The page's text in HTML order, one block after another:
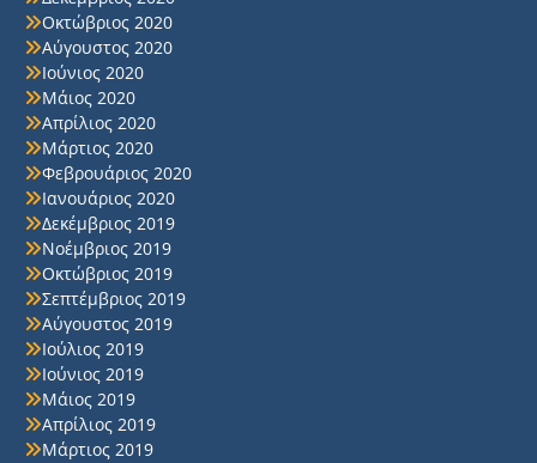
Οκτώβριος 2020
Αύγουστος 2020
Ιούνιος 2020
Μάιος 2020
Απρίλιος 2020
Μάρτιος 2020
Φεβρουάριος 2020
Ιανουάριος 2020
Δεκέμβριος 2019
Νοέμβριος 2019
Οκτώβριος 2019
Σεπτέμβριος 2019
Αύγουστος 2019
Ιούλιος 2019
Ιούνιος 2019
Μάιος 2019
Απρίλιος 2019
Μάρτιος 2019